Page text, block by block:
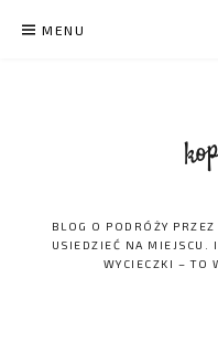
MENU
BLOG O PODRÓŻY
USIEDZIEĆ NA MIEJSCU.
WYCIECZKI – TO